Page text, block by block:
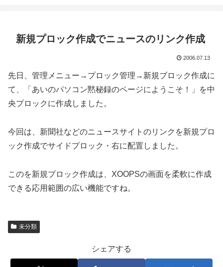
新規プロック作成でニュースのリンク作成
2006.07.13
先日、管理メニュー→プロック管理→新規ブロック作成に
て、「あいのパソコン黙秘録のページにようこそ！」を中
央プロックに作成しました。
今回は、新聞社などのニュースサイトのリンクを新規プロ
ック作成でサイドプロック・右に配置しました。
このを新規プロック作成は、XOOPSの画面を柔軟に作成
できる応用範囲の広い機能ですね。
未分類
シェアする